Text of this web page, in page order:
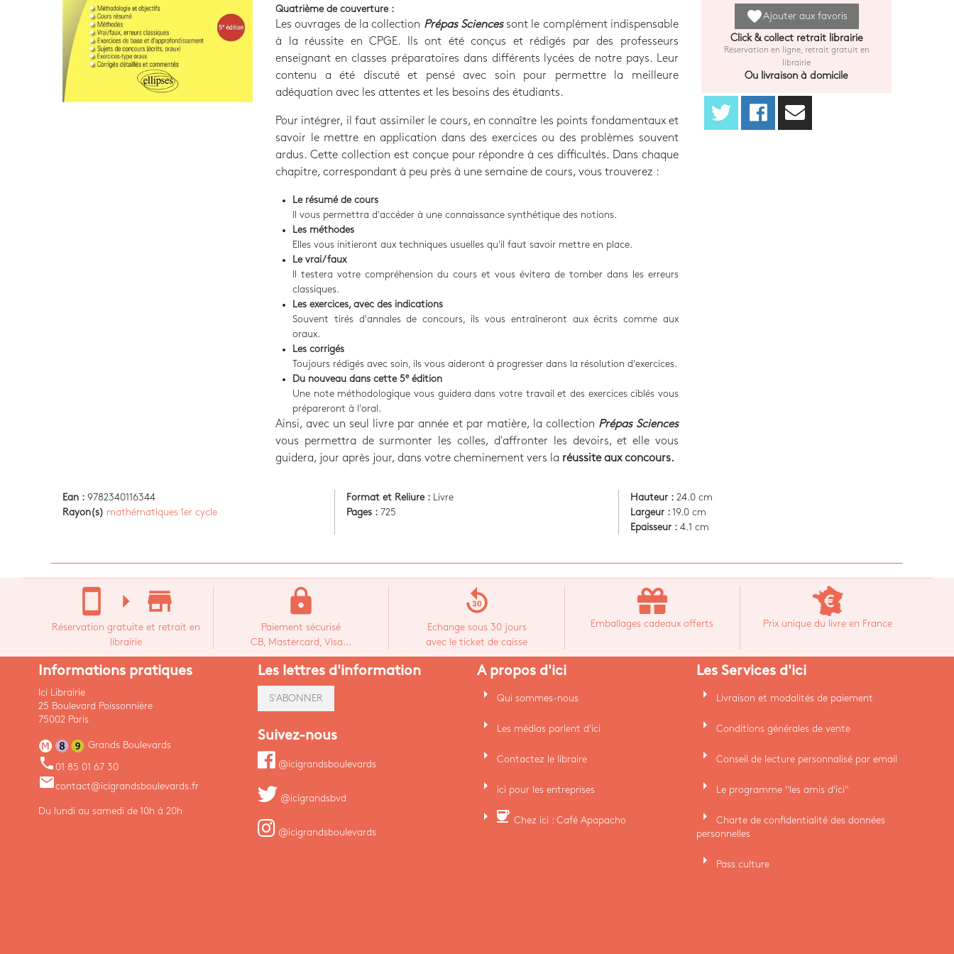
Quatrième de couverture :
Les ouvrages de la collection Prépas Sciencessont le complément indispensable
à la réussite en CPGE. Ils ont été conçus et rédigés par des professeurs
enseignant en classes préparatoires dans différents lycées de notre pays. Leur
contenu a été discuté et pensé avec soin pour permettre la meilleure
adéquation avec les attentes et les besoins des étudiants.
Pour intégrer, il faut assimiler le cours, en connaître les points fondamentaux et
savoir le mettre en application dans des exercices ou des problèmes souvent
ardus. Cette collection est conçue pour répondre à ces difficultés. Dans chaque
chapitre, correspondant à peu près à une semaine de cours, vous trouverez :
Le résumé de cours
Il vous permettra d'accéder à une connaissance synthétique des notions.
Les méthodes
Elles vous initieront aux techniques usuelles qu'il faut savoir mettre en place.
Le vrai/faux
Il testera votre compréhension du cours et vous évitera de tomber dans les erreurs
classiques.
Les exercices, avec des indications
Souvent tirés d'annales de concours, ils vous entraîneront aux écrits comme aux
oraux.
Les corrigés
Toujours rédigés avec soin, ils vous aideront à progresser dans la résolution d'exercices.
Du nouveau dans cette 5eédition
Une note méthodologique vous guidera dans votre travail et des exercices ciblés vous
prépareront à l'oral.
Ainsi, avec un seul livre par année et par matière, la collection Prépas Sciences
vous permettra de surmonter les colles, d'affronter les devoirs, et elle vous
guidera, jour après jour, dans votre cheminement vers la réussite aux concours.
favoriteAjouter aux favoris
Click & collect retrait librairie
Réservation en ligne, retrait gratuit en
librairie
Ou livraison à domicile
Ean : 9782340116344
Rayon(s) mathématiques 1er cycle
Format et Reliure :
Livre
Pages : 725
Hauteur : 24.0 cm
Largeur : 19.0 cm
Epaisseur : 4.1 cm
stay_current_portrait arrow_right store_mall_directory
Réservation gratuite et retrait en
librairie
lock
Paiement sécurisé
CB, Mastercard, Visa...
replay_30
Echange sous 30 jours
avec le ticket de caisse
Emballages cadeaux offerts Prix unique du livre en France
Informations pratiques
Ici Librairie
25 Boulevard Poissonnière
75002 Paris
Grands Boulevards
phone 01 85 01 67 30
emailcontact@icigrandsboulevards.fr
Du lundi au samedi de 10h à 20h
Les lettres d'information
S'ABONNER
Suivez-nous
@icigrandsboulevards
@icigrandsbvd
@icigrandsboulevards
A propos d'ici
arrow_right Qui sommes-nous
arrow_right Les médias parlent d'ici
arrow_right Contactez le libraire
arrow_right ici pour les entreprises
arrow_right coffee Chez ici : Café Apapacho
Les Services d'ici
arrow_right Livraison et modalités de paiement
arrow_right Conditions générales de vente
arrow_right Conseil de lecture personnalisé par email
arrow_right Le programme "les amis d'ici"
arrow_right
Charte de confidentialité des données
personnelles
arrow_right Pass culture